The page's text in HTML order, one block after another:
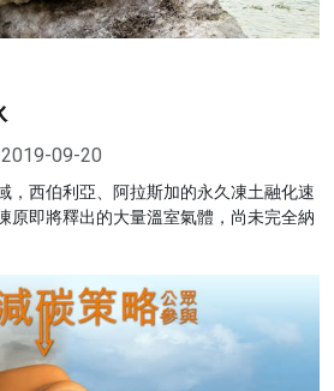
2019-09-20
，西伯利亞、阿拉斯加的永久凍土融化速
原即將釋出的大量溫室氣體，尚未完全納